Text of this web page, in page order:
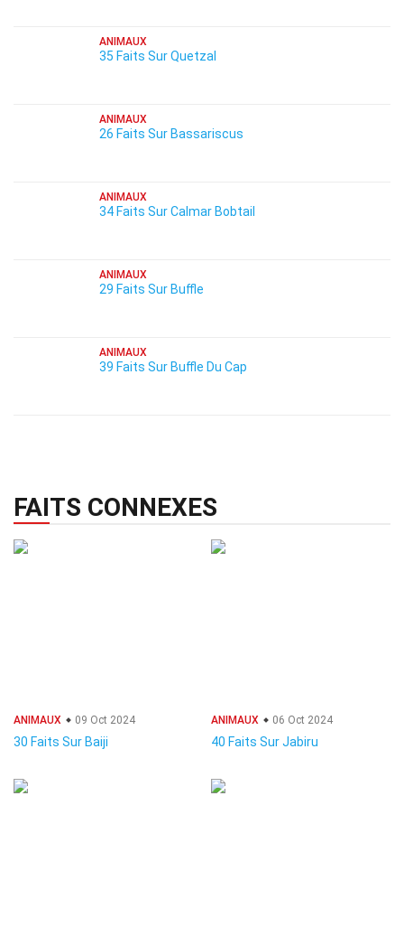
ANIMAUX
35 Faits Sur Quetzal
ANIMAUX
26 Faits Sur Bassariscus
ANIMAUX
34 Faits Sur Calmar Bobtail
ANIMAUX
29 Faits Sur Buffle
ANIMAUX
39 Faits Sur Buffle Du Cap
FAITS CONNEXES
ANIMAUX 09 Oct 2024
30 Faits Sur Baiji
ANIMAUX 06 Oct 2024
40 Faits Sur Jabiru